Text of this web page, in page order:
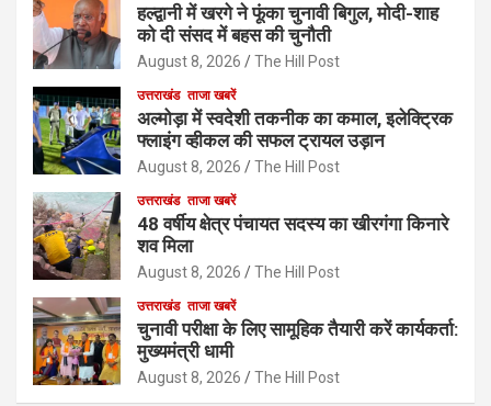
हल्द्वानी में खरगे ने फूंका चुनावी बिगुल, मोदी-शाह
को दी संसद में बहस की चुनौती
August 8, 2026 The Hill Post
उत्तराखंड ताजा खबरें
अल्मोड़ा में स्वदेशी तकनीक का कमाल, इलेक्ट्रिक
फ्लाइंग व्हीकल की सफल ट्रायल उड़ान
August 8, 2026 The Hill Post
उत्तराखंड ताजा खबरें
48 वर्षीय क्षेत्र पंचायत सदस्य का खीरगंगा किनारे
शव मिला
August 8, 2026 The Hill Post
उत्तराखंड ताजा खबरें
चुनावी परीक्षा के लिए सामूहिक तैयारी करें कार्यकर्ता:
मुख्यमंत्री धामी
August 8, 2026 The Hill Post